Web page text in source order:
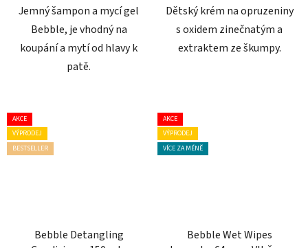
Jemný šampon a mycí gel
Bebble, je vhodný na
koupání a mytí od hlavy k
patě.
Dětský krém na opruzeniny
s oxidem zinečnatým a
extraktem ze škumpy.
AKCE
VÝPRODEJ
BESTSELLER
Bebble Detangling
AKCE
VÝPRODEJ
VÍCE ZA MÉNĚ
Bebble Wet Wipes